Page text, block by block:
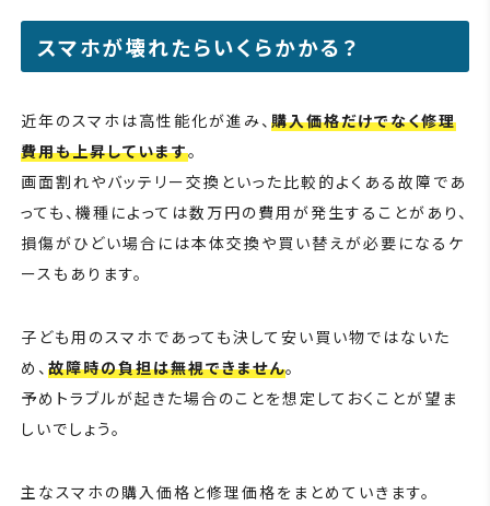
スマホが壊れたらいくらかかる？
近年のスマホは高性能化が進み、 購入価格だけでなく修理
費用も上昇しています。
画面割れやバッテリー交換といった比較的よくある故障であ
っても、機種によっては数万円の費用が発生することがあり、
損傷がひどい場合には本体交換や買い替えが必要になるケ
ースもあります。
子ども用のスマホであっても決して安い買い物ではないた
め、 故障時の負担は無視できません。
予めトラブルが起きた場合のことを想定しておくことが望ま
しいでしょう。
主なスマホの購入価格と修理価格をまとめていきます。